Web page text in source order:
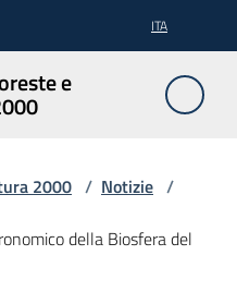
ITA
e
2000 / Notizie /
della Biosfera del